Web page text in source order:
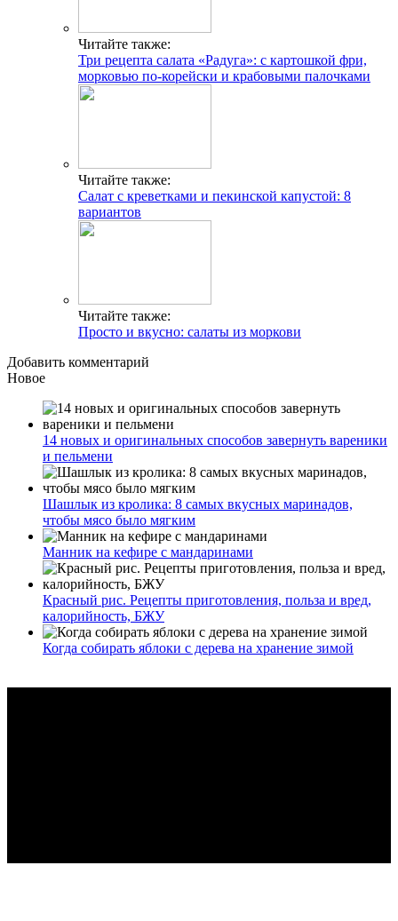
Читайте также:
Три рецепта салата «Радуга»: с картошкой фри,
морковью по-корейски и крабовыми палочками
Читайте также:
Салат с креветками и пекинской капустой: 8
вариантов
Читайте также:
Просто и вкусно: салаты из моркови
Добавить комментарий
Новое
14 новых и оригинальных способов завернуть вареники
и пельмени
Шашлык из кролика: 8 самых вкусных маринадов,
чтобы мясо было мягким
Манник на кефире с мандаринами
Красный рис. Рецепты приготовления, польза и вред,
калорийность, БЖУ
Когда собирать яблоки с дерева на хранение зимой